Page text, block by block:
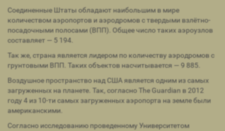
Соединенные Штаты обладают наибольшим в мире
количеством аэропортов и аэродромов с твердыми взлётно-
посадочными полосами (ВПП). Общее число таких аэроузлов
составляет — 5 194.
Так же, страна является лидером по количеству аэродромов с
грунтовыми ВПП. Таких объектов насчитывается — 9 885.
Воздушное пространство над США является одним из самых
загруженных на планете. Так, согласно The Guardian в 2012
году 4 из 10-ти самых загруженных аэропорта на земле были
американскими.
Согласно исследованию проведенному Университетом